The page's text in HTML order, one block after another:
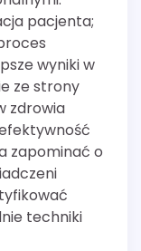
pacjenta;
wyniki w
ze strony
zdrowia
zapominać o
techniki